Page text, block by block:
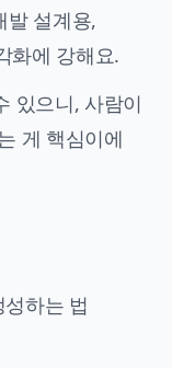
발 설계용,
화에 강해요.
있으니, 사람이
게 핵심이에
하는 법